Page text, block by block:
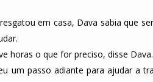
em casa, Dava sabia que
horas o que for preciso, disse Dava.
um passo adiante para ajudar a